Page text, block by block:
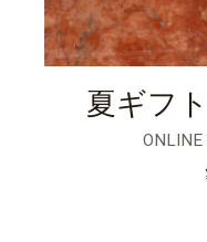
夏ギフ
ONLINE